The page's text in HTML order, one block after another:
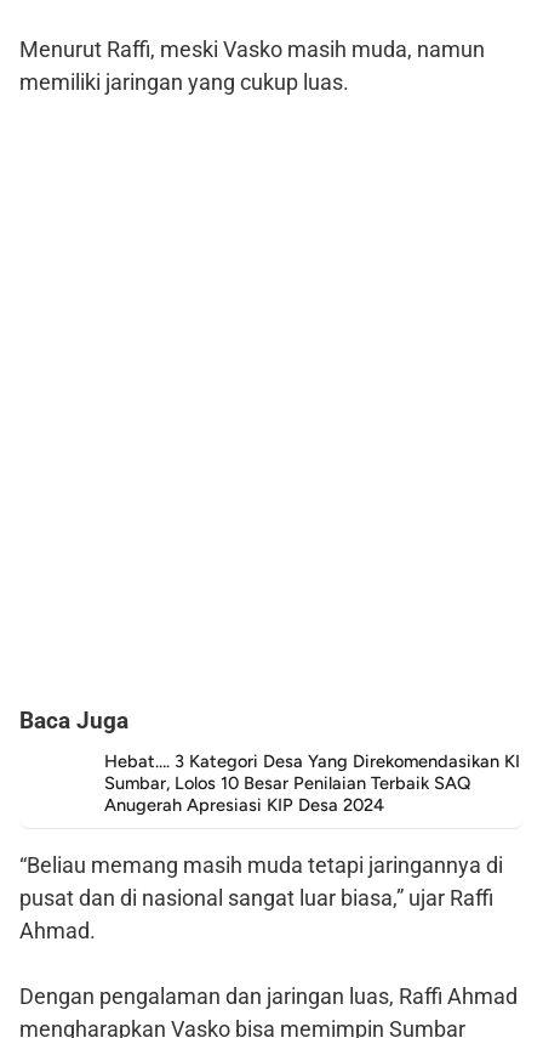
Menurut Raffi, meski Vasko masih muda, namun
memiliki jaringan yang cukup luas.
Baca Juga
Hebat…. 3 Kategori Desa Yang Direkomendasikan KI
Sumbar, Lolos 10 Besar Penilaian Terbaik SAQ
Anugerah Apresiasi KIP Desa 2024
“Beliau memang masih muda tetapi jaringannya di
pusat dan di nasional sangat luar biasa,” ujar Raffi
Ahmad.
Dengan pengalaman dan jaringan luas, Raffi Ahmad
mengharapkan Vasko bisa memimpin Sumbar